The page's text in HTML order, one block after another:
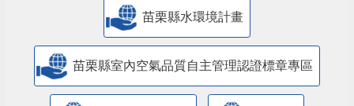
苗栗縣水環境計畫
苗栗縣室內空氣品質自主管理認證標章專區